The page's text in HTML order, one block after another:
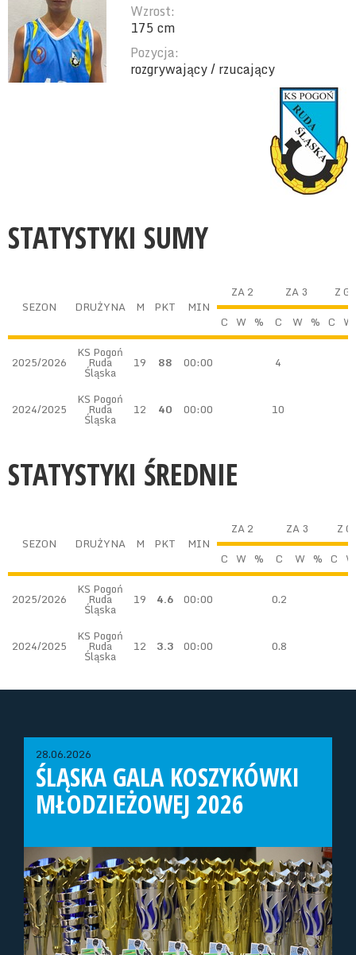
Wzrost:
175 cm
Pozycja:
rozgrywający / rzucający
STATYSTYKI SUMY
SEZON DRUŻYNA M PKT MIN
ZA 2 ZA 3
Z
C W % C W % C W
2025/2026
KS Pogoń
Ruda
Śląska
19 88 00:00 4
2024/2025
KS Pogoń
Ruda
Śląska
12 40 00:00 10
STATYSTYKI ŚREDNIE
SEZON DRUŻYNA M PKT MIN
ZA 2 ZA 3
Z
C W % C W % C W
2025/2026
KS Pogoń
Ruda
Śląska
19 4.6 00:00 0.2
2024/2025
KS Pogoń
Ruda
Śląska
12 3.3 00:00 0.8
28.06.2026
ŚLĄSKA GALA KOSZYKÓWKI
MŁODZIEŻOWEJ 2026